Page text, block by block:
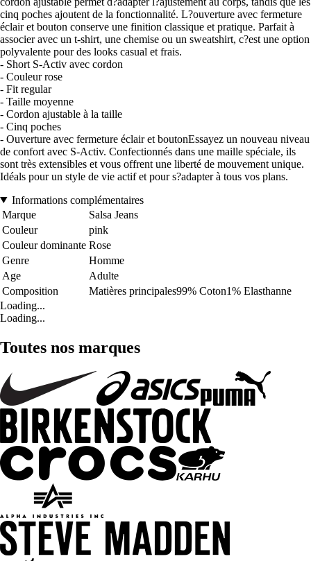
cinq poches ajoutent de la fonctionnalité. L?ouverture avec fermeture
éclair et bouton conserve une finition classique et pratique. Parfait à
associer avec un t-shirt, une chemise ou un sweatshirt, c?est une option
polyvalente pour des looks casual et frais.
- Short S-Activ avec cordon
- Couleur rose
- Fit regular
- Taille moyenne
- Cordon ajustable à la taille
- Cinq poches
- Ouverture avec fermeture éclair et boutonEssayez un nouveau niveau
de confort avec S-Activ. Confectionnés dans une maille spéciale, ils
sont très extensibles et vous offrent une liberté de mouvement unique.
Idéals pour un style de vie actif et pour s?adapter à tous vos plans.
Informations complémentaires
Marque
Salsa Jeans
Couleur
pink
Couleur dominante Rose
Genre
Homme
Age
Adulte
Composition
Matières principales99% Coton1% Elasthanne
Loading...
Loading...
Toutes nos marques